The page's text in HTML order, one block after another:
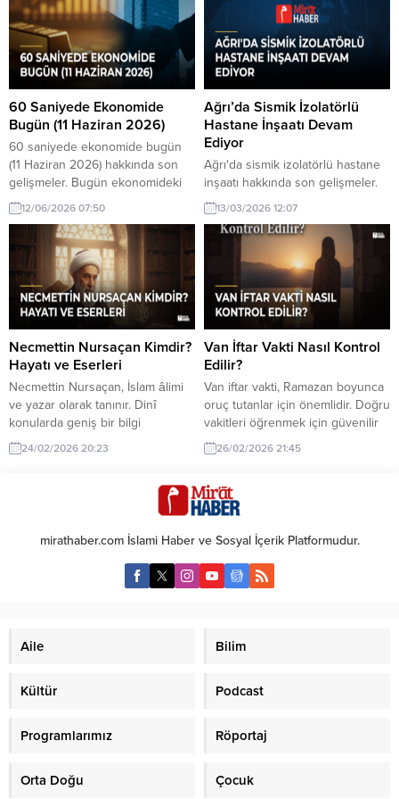
kuruluşlarından biri olarak dikkat
çekiyor.
sağlayan ekonomilerde yaşıyor.
Bu durum küresel eşitlik çabaları
açısından kritik bir sorun teşkil
ediyor.
60 Saniyede Ekonomide
Bugün (11 Haziran 2026)
60 saniyede ekonomide bugün
(11 Haziran 2026) hakkında son
gelişmeler. Bugün ekonomideki
gelişmeleri 60 saniyede
özetliyoruz. 11 Haziran 2026 tarihi
itibarıyla önemli veriler ve piyasa
hareketleri hakkında bilgi edinin.
12/06/2026 07:50
Ağrı’da Sismik İzolatörlü
Hastane İnşaatı Devam
Ediyor
Ağrı'da sismik izolatörlü hastane
inşaatı hakkında son gelişmeler.
Ağrı'da sismik izolatörlerin
kullanıldığı 270 yataklı hastanenin
inşaatı hızla sürüyor. Bu proje,
bölgedeki sağlık hizmetlerini
güçlendirecek önemli bir adım
olarak değerlendiriliyor.
13/03/2026 12:07
Necmettin Nursaçan Kimdir?
Hayatı ve Eserleri
Necmettin Nursaçan, İslam âlimi
ve yazar olarak tanınır. Dinî
konularda geniş bir bilgi
birikimiyle tanınır ve birçok eseri
bulunmaktadır.
24/02/2026 20:23
Van İftar Vakti Nasıl Kontrol
Edilir?
Van iftar vakti, Ramazan boyunca
oruç tutanlar için önemlidir. Doğru
vakitleri öğrenmek için güvenilir
kaynakları kullanın.
26/02/2026 21:45
mirathaber.com İslami Haber ve Sosyal İçerik Platformudur.
Aile Bilim
Kültür Podcast
Programlarımız Röportaj
Orta Doğu Çocuk